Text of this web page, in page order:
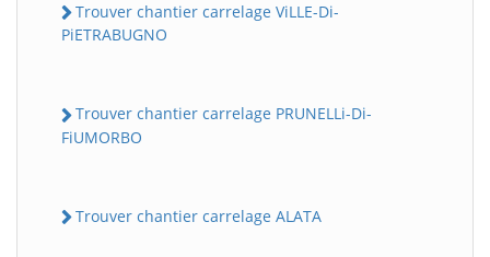
Trouver chantier carrelage ViLLE-Di-
PiETRABUGNO
Trouver chantier carrelage PRUNELLi-Di-
FiUMORBO
Trouver chantier carrelage ALATA